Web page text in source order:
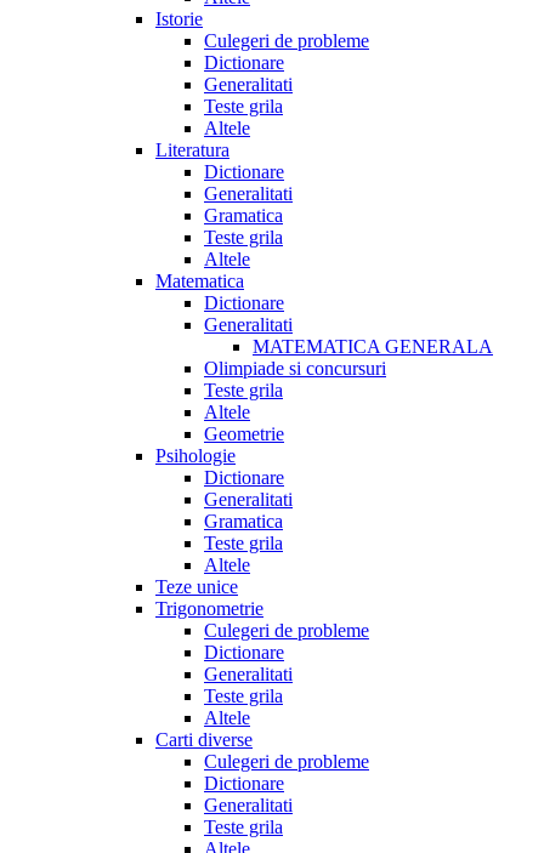
Istorie
Culegeri de probleme
Dictionare
Generalitati
Teste grila
Altele
Literatura
Dictionare
Generalitati
Gramatica
Teste grila
Altele
Matematica
Dictionare
Generalitati
MATEMATICA GENERALA
Olimpiade si concursuri
Teste grila
Altele
Geometrie
Psihologie
Dictionare
Generalitati
Gramatica
Teste grila
Altele
Teze unice
Trigonometrie
Culegeri de probleme
Dictionare
Generalitati
Teste grila
Altele
Carti diverse
Culegeri de probleme
Dictionare
Generalitati
Teste grila